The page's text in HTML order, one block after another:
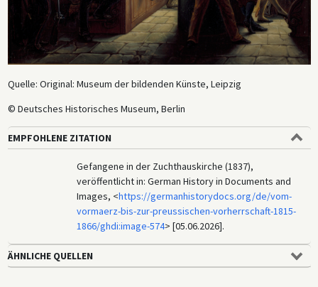
Quelle: Original: Museum der bildenden Künste, Leipzig
© Deutsches Historisches Museum, Berlin
EMPFOHLENE ZITATION
Gefangene in der Zuchthauskirche (1837),
veröffentlicht in: German History in Documents and
Images, <https://germanhistorydocs.org/de/vom-
vormaerz-bis-zur-preussischen-vorherrschaft-1815-
1866/ghdi:image-574> [05.06.2026].
ÄHNLICHE QUELLEN